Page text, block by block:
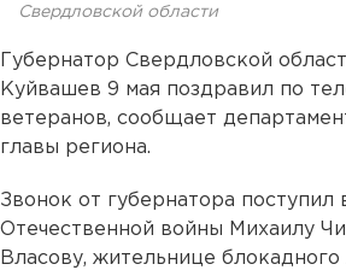
Свердловской области
Губернатор Свердловской
Куйвашев 9 мая поздравил по
ветеранов, сообщает
главы региона.
Звонок от губернатора поступил
Отечественной войны Михаилу
Власову, жительнице